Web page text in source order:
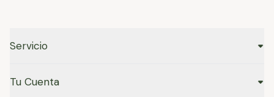
Servicio
Tu Cuenta